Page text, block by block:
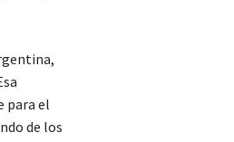
para el
de los